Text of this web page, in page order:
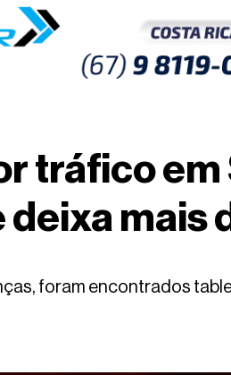
tráfico em
mais
foram encontrados